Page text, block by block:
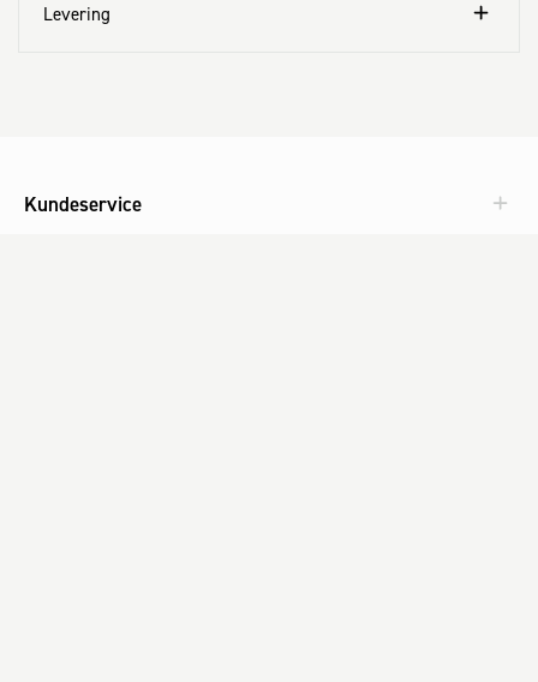
Levering
Kundeservice